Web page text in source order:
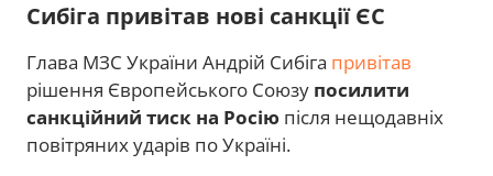
Сибіга привітав нові санкції ЄС
Глава МЗС України Андрій Сибіга привітав
рішення Європейського Союзу посилити
санкційний тиск на Росію після нещодавніх
повітряних ударів по Україні.